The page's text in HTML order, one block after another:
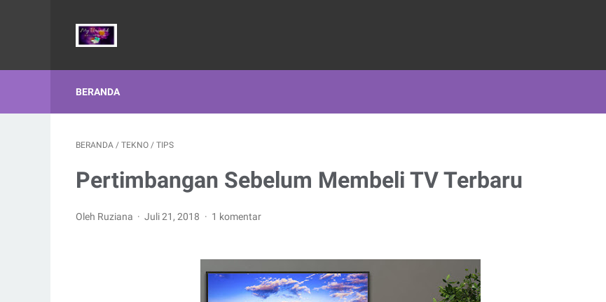
BERANDA
BERANDA / TEKNO / TIPS
Pertimbangan Sebelum Membeli TV Terbaru
Oleh Ruziana Juli 21, 2018 1 komentar